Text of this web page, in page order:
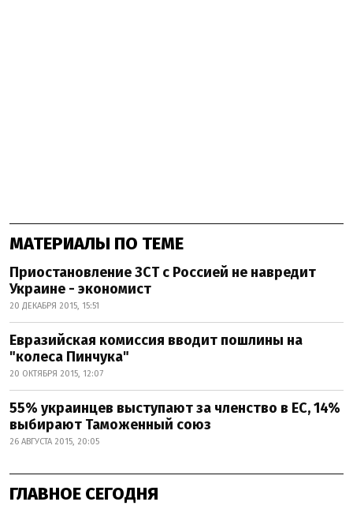
МАТЕРИАЛЫ ПО ТЕМЕ
Приостановление ЗСТ с Россией не навредит
Украине - экономист
20 ДЕКАБРЯ 2015, 15:51
Евразийская комиссия вводит пошлины на
"колеса Пинчука"
20 ОКТЯБРЯ 2015, 12:07
55% украинцев выступают за членство в ЕС, 14%
выбирают Таможенный союз
26 АВГУСТА 2015, 20:05
ГЛАВНОЕ СЕГОДНЯ